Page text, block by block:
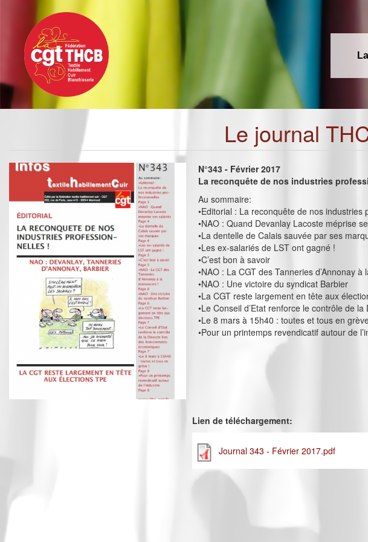
contenu
principal
Le journal
N°343 - Février 2017
La reconquête de nos industries
Au sommaire:
•Editorial : La reconquête de nos industries
•NAO : Quand Devanlay Lacoste méprise
•La dentelle de Calais sauvée par ses
•Les ex-salariés de LST ont gagné !
•C’est bon à savoir
•NAO : La CGT des Tanneries d’Annonay
•NAO : Une victoire du syndicat Barbier
•La CGT reste largement en tête aux
•Le Conseil d’Etat renforce le contrôle de
•Le 8 mars à 15h40 : toutes et tous en
•Pour un printemps revendicatif autour de
Lien de téléchargement:
Journal 343 - Février 2017.pdf